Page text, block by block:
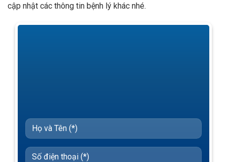
cập nhật các thông tin bệnh lý khác nhé.